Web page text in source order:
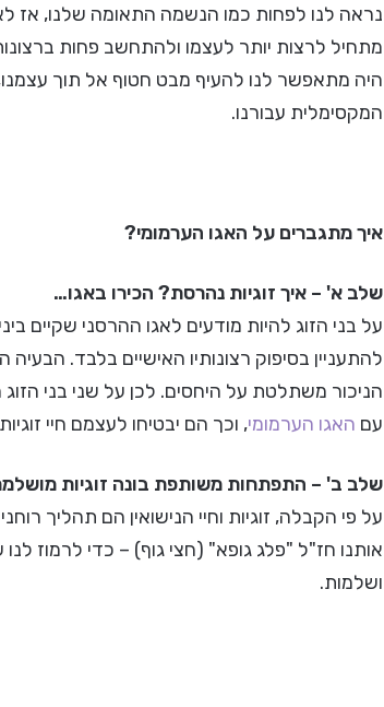
נראה לנו לפחות כמו הנשמה התאומה שלנו,
מתחיל לרצות יותר לעצמו ולהתחשב פחות
היה מתאפשר לנו להעיף מבט חטוף אל תוך
המקסימלית עבורנו.
איך מתגברים על האגו הערמומי?
שלב א' – איך זוגיות נהרסת? הכירו באגו…
על בני הזוג להיות מודעים לאגו ההרסני שקיים
להתעניין בסיפוק רצונותיו האישיים בלבד.
הניכור משתלטת על היחסים. לכן על שני בני
עם האגו הערמומי, וכך הם יבטיחו לעצמם חיי
שלב ב' – התפתחות משותפת בונה זוגיות
על פי הקבלה, זוגיות וחיי הנישואין הם תהליך
אותנו חז"ל "פלג גופא" (חצי גוף) – כדי לרמוז לנו
ושלמות.